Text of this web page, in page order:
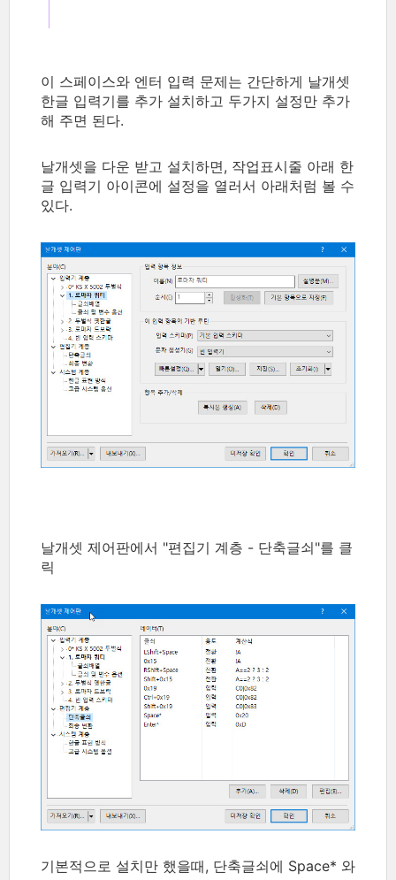
이 스페이스와 엔터 입력 문제는 간단하게 날개셋
한글 입력기를 추가 설치하고 두가지 설정만 추가
해 주면 된다.
날개셋을 다운 받고 설치하면, 작업표시줄 아래 한
글 입력기 아이콘에 설정을 열러서 아래처럼 볼 수
있다.
날개셋 제어판에서 "편집기 계층 - 단축글쇠"를 클
릭
기본적으로 설치만 했을때, 단축글쇠에 Space* 와